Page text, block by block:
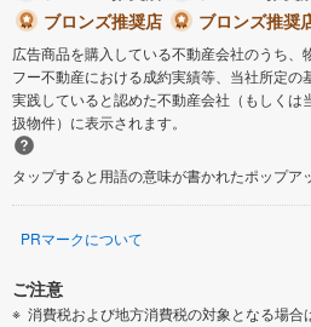
ブロンズ推奨店
ブロンズ推奨
広告商品を購入している不動産会社のうち、
フー不動産における成約実績等、当社所定の
実践していると認めた不動産会社（もしくは
扱物件）に表示されます。
タップすると用語の意味が書かれたポップア
PRマークについて
ご注意
消費税および地方消費税の対象となる場合